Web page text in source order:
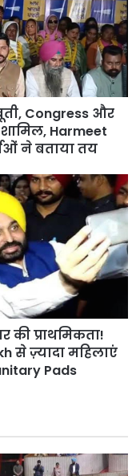
Congress और
शामिल, Harmeet
ने बताया तय
की प्राथमिकता!
से ज़्यादा महिलाएं
Pads